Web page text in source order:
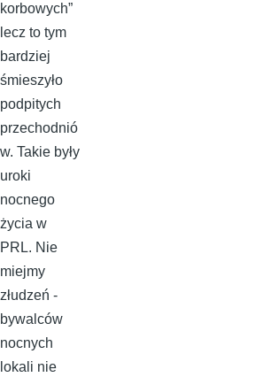
korbowych”
lecz to tym
bardziej
śmieszyło
podpitych
przechodnió
w. Takie były
uroki
nocnego
życia w
PRL. Nie
miejmy
złudzeń -
bywalców
nocnych
lokali nie